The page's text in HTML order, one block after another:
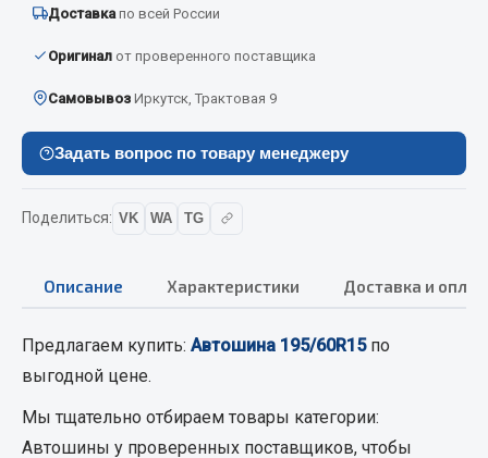
Автотовары
Автозвук
Автокаталоги
Аптечки и знаки автомобильные
Вентиляторы кабины
Показать ещё
Доставка по всей России
Оригинал от проверенного поставщика
Самовывоз Иркутск, Трактовая 9
Задать вопрос по товару менеджеру
Поделиться: VK WA TG
Описание Характеристики Доставка и
Предлагаем купить: Автошина 195/60R15по
выгодной цене.
Мы тщательно отбираем товары категории:
Автошины у проверенных поставщиков, чтобы